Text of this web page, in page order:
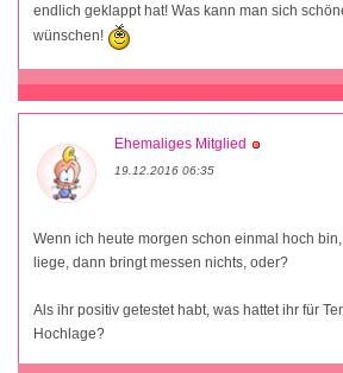
endlich geklappt hat! Was kann man sich
wünschen!
Ehemaliges Mitglied
19.12.2016 06:35
Wenn ich heute morgen schon einmal hoch
liege, dann bringt messen nichts, oder?
Als ihr positiv getestet habt, was hattet ihr für
Hochlage?